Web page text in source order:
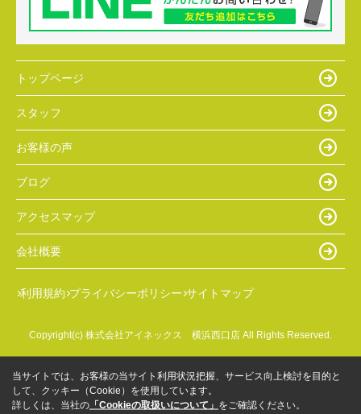
トップページ
スタッフ
お客様の声
ブログ
アクセスマップ
会社概要
利用規約 プライバシーポリシー サイトマップ
Copyright(c) 株式会社アイネックス 横浜西口店 All Rights Reserved.
当サイトでは、お客様の当サイト利用状況把握、サービス向上検討を目的と
して、クッキー（Cookie）を使用しています。
詳しくは、当社の 「Cookieの取扱いについて」 をご確認ください。